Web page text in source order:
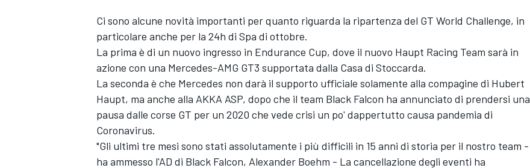
MONOPOSTO
Ci sono alcune novità importanti per quanto riguarda la ripartenza del GT World Challenge, in
particolare anche per la 24h di Spa di ottobre.
La prima è di un nuovo ingresso in Endurance Cup, dove il nuovo Haupt Racing Team sarà in
azione con una Mercedes-AMG GT3 supportata dalla Casa di Stoccarda.
La seconda è che Mercedes non darà il supporto ufficiale solamente alla compagine di Hubert
Haupt, ma anche alla AKKA ASP, dopo che il team Black Falcon ha annunciato di prendersi una
pausa dalle corse GT per un 2020 che vede crisi un po' dappertutto causa pandemia di
Coronavirus.
"Gli ultimi tre mesi sono stati assolutamente i più difficili in 15 anni di storia per il nostro team -
ha ammesso l'AD di Black Falcon, Alexander Boehm - La cancellazione degli eventi ha